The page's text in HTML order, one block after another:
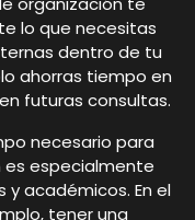
lo que necesitas
dentro de tu
ahorras tiempo en
futuras consultas.
necesario para
es especialmente
académicos. En el
tener una